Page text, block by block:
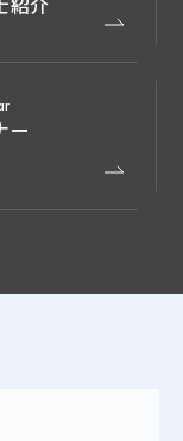
紹介
ー